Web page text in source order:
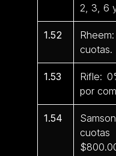
2, 3, 6
1.52
cuotas.
1.53
Rifle:
por
1.54